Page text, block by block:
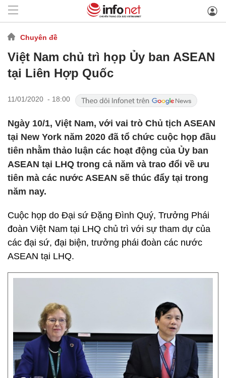
Chuyên đề
Việt Nam chủ trì họp Ủy ban ASEAN
tại Liên Hợp Quốc
11/01/2020 - 18:00
Ngày 10/1, Việt Nam, với vai trò Chủ tịch ASEAN
tại New York năm 2020 đã tổ chức cuộc họp đầu
tiên nhằm thảo luận các hoạt động của Ủy ban
ASEAN tại LHQ trong cả năm và trao đổi về ưu
tiên mà các nước ASEAN sẽ thúc đẩy tại trong
năm nay.
Cuộc họp do Đại sứ Đặng Đình Quý, Trưởng Phái
đoàn Việt Nam tại LHQ chủ trì với sự tham dự của
các đại sứ, đại biện, trưởng phái đoàn các nước
ASEAN tại LHQ.